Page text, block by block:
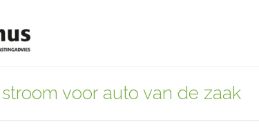
voor auto van de zaak